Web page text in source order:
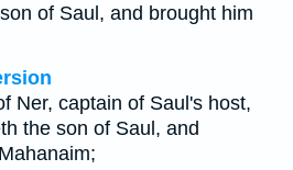
of Saul, and brought him
Ner, captain of Saul's host,
the son of Saul, and